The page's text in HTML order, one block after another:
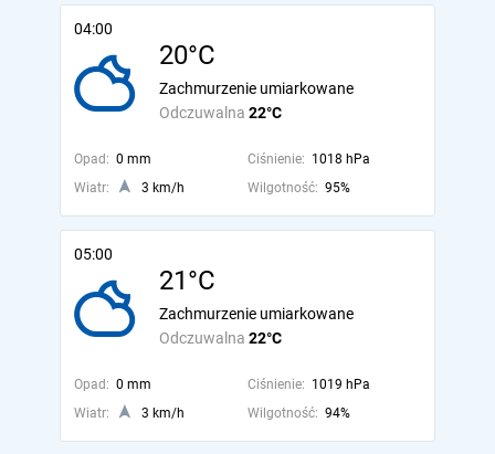
04:00
20°C
Odczuwalna 22°C
Zachmurzenie umiarkowane
Opad: 0 mm Ciśnienie: 1018 hPa
Wiatr:
3 km/h Wilgotność: 95%
05:00
21°C
Odczuwalna 22°C
Zachmurzenie umiarkowane
Opad: 0 mm Ciśnienie: 1019 hPa
Wiatr:
3 km/h Wilgotność: 94%